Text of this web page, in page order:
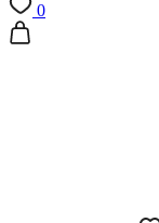
0